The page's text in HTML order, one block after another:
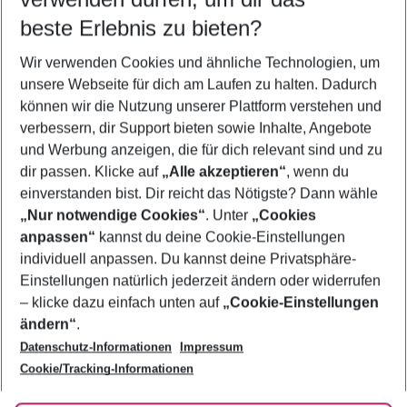
5-8 Nächte
2 Erwachsene Keine Kinder
Mehr Filter anzeigen
Footer
Footer navigation
Über uns
AGB
Bestpreisgarantie
Cookie-Einstellungen ändern
Cookie-Richtlinie
Agenturbetreuung
Barrierefreies Reisen
Folge uns
beste Erlebnis zu bieten?
Wir verwenden Cookies und ähnliche Technologien, um
unsere Webseite für dich am Laufen zu halten. Dadurch
können wir die Nutzung unserer Plattform verstehen und
verbessern, dir Support bieten sowie Inhalte, Angebote
und Werbung anzeigen, die für dich relevant sind und zu
dir passen. Klicke auf „Alle akzeptieren“, wenn du
einverstanden bist. Dir reicht das Nötigste? Dann wähle
„Nur notwendige Cookies“. Unter „Cookies
anpassen“ kannst du deine Cookie-Einstellungen
individuell anpassen. Du kannst deine Privatsphäre-
Einstellungen natürlich jederzeit ändern oder widerrufen
– klicke dazu einfach unten auf „Cookie-Einstellungen
ändern“.
Datenschutz-Informationen
Impressum
Cookie/Tracking-Informationen